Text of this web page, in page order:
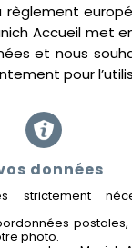
règlement
Accueil met
et nous
pour
données
strictement
photo.